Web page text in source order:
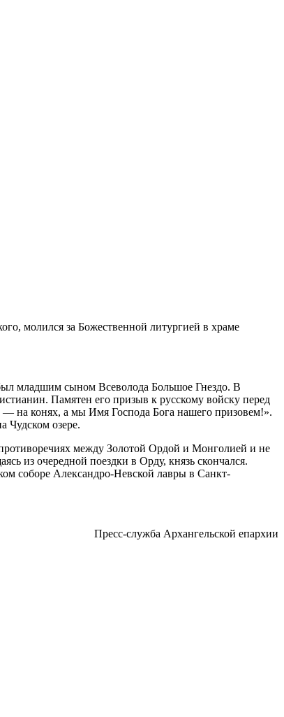
молился за Божественной литургией в храме
младшим сыном Всеволода Большое Гнездо. В
Памятен его призыв к русскому войску перед
на конях, а мы Имя Господа Бога нашего призовем!».
Чудском озере.
между Золотой Ордой и Монголией и не
из очередной поездки в Орду, князь скончался.
соборе Александро-Невской лавры в Санкт-
Пресс-служба Архангельской епархии